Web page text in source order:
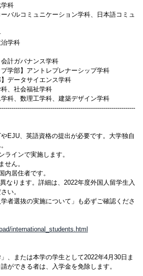
学科
ーバルコミュニケーション学科、日本語コミュ
治学科
会計ガバナンス学科
プ学部】アントレプレナーシップ学科
】データサイエンス学科
科、社会福祉学科
学科、数理工学科、建築デザイン学科
EJU、英語資格の提出が必要です。大学独自
ラインで実施します。
せん。
内居住者です。
なります。詳細は、2022年度外国人留学生入
い。
者選抜の実施について」も必ずご確認くださ
international_students.html
、または本学の学生として2022年4月30日ま
ができる者は、入学金を免除します。